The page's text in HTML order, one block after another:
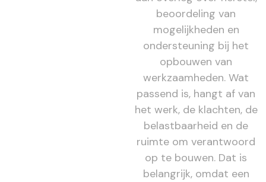
beoordeling van
mogelijkheden en
ondersteuning bij het
opbouwen van
werkzaamheden. Wat
passend is, hangt af van
het werk, de klachten, de
belastbaarheid en de
ruimte om verantwoord
op te bouwen. Dat is
belangrijk, omdat een